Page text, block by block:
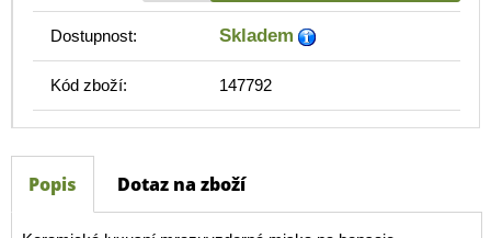
Dostupnost: Skladem
Kód zboží: 147792
Popis Dotaz na zboží